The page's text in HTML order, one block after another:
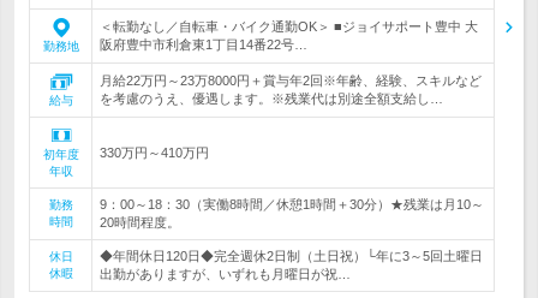
勤務地
＜転勤なし／自転車・バイク通勤OK＞ ■ジョイサポート豊中 大
阪府豊中市利倉東1丁目14番22号…
給与
月給22万円～23万8000円＋賞与年2回※年齢、経験、スキルなど
を考慮のうえ、優遇します。※残業代は別途全額支給し…
初年度
年収
330万円～410万円
勤務
時間
9：00～18：30（実働8時間／休憩1時間＋30分）★残業は月10～
20時間程度。
休日
休暇
◆年間休日120日◆完全週休2日制（土日祝）└年に3～5回土曜日
出勤がありますが、いずれも月曜日が祝…